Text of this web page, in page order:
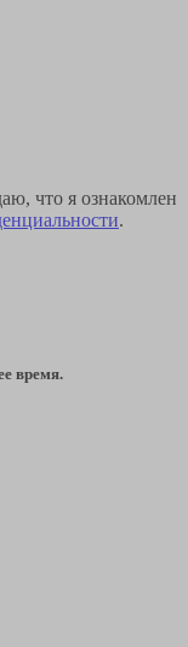
что я ознакомлен
.
время.